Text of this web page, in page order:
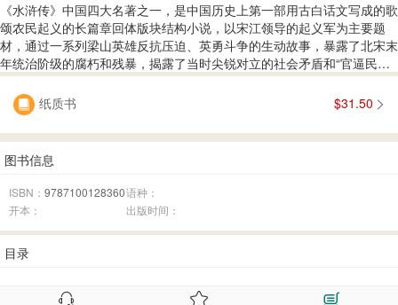
《水浒传》中国四大名著之一，是中国历史上第一部用古白话文写成的歌
颂农民起义的长篇章回体版块结构小说，以宋江领导的起义军为主要题
材，通过一系列梁山英雄反抗压迫、英勇斗争的生动故事，暴露了北宋末
年统治阶级的腐朽和残暴，揭露了当时尖锐对立的社会矛盾和“官逼民
反”的残酷现实。该小说艺术成就，突出表现于人物塑造上，小说至少出
现了一二十个性鲜明的典型形象，这些形象有血有肉，栩栩如生，跃然纸
上。版本众多，流传极广，脍炙人口，对中国乃至东亚的叙事文学都有极
其深远的影响。本书增设了导学321、无障碍解释、重点段落点评以及读
后感部分，能够帮助青少年更好的解读名著，汲取其中的精华，还能使青
少年树立正确的人生观，价值观，培养受益终生的优秀品质。
纸质书 $31.50
图书信息
ISBN： 9787100128360语种：
开本：
出版时间：
目录